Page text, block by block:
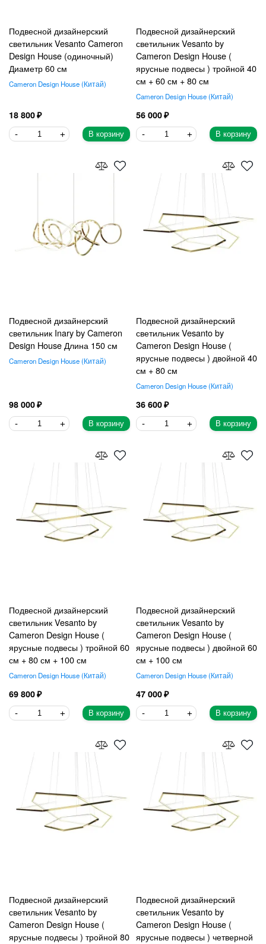
Подвесной дизайнерский
светильник Vesanto Cameron
Design House (одиночный)
Диаметр 60 см
Cameron Design House Китай
18 800
В корзину
Подвесной дизайнерский
светильник Vesanto by
Cameron Design House (
ярусные подвесы ) тройной 40
см + 60 см + 80 см
Cameron Design House Китай
56 000
В корзину
Подвесной дизайнерский
светильник Inary by Cameron
Design House Длина 150 см
Cameron Design House Китай
98 000
В корзину
Подвесной дизайнерский
светильник Vesanto by
Cameron Design House (
ярусные подвесы ) двойной 40
см + 80 см
Cameron Design House Китай
36 600
В корзину
Подвесной дизайнерский
светильник Vesanto by
Cameron Design House (
ярусные подвесы ) тройной 60
см + 80 см + 100 см
Cameron Design House Китай
69 800
В корзину
Подвесной дизайнерский
светильник Vesanto by
Cameron Design House (
ярусные подвесы ) двойной 60
см + 100 см
Cameron Design House Китай
47 000
В корзину
Подвесной дизайнерский
светильник Vesanto by
Cameron Design House (
ярусные подвесы ) тройной 80
Подвесной дизайнерский
светильник Vesanto by
Cameron Design House (
ярусные подвесы ) четверной